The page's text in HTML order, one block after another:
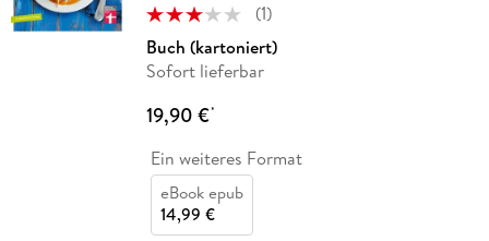
(1)
Buch (kartoniert)
Sofort lieferbar
19,90 €*
Ein weiteres Format
eBook epub
14,99 €